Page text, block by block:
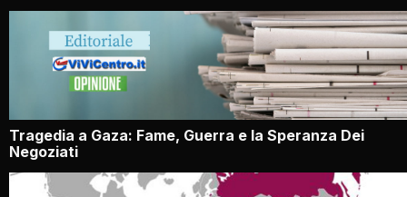
Tragedia a Gaza: Fame, Guerra e la Speranza Dei
Negoziati